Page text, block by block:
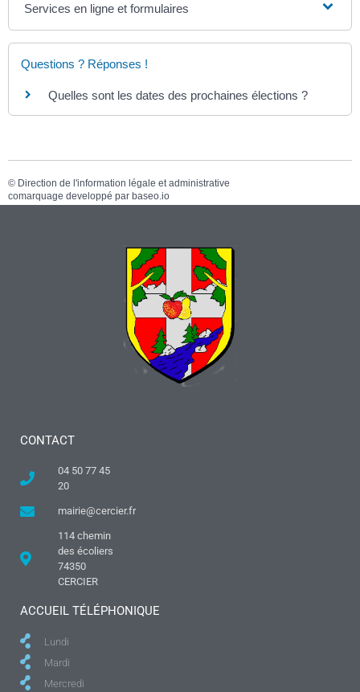
Services en ligne et formulaires
Questions ? Réponses !
Quelles sont les dates des prochaines élections ?
© Direction de l'information légale et administrative
comarquage developpé par baseo.io
CONTACT
04 50 77 45
20
mairie@cercier.fr
114 chemin
des écoliers
74350
CERCIER
ACCUEIL TÉLÉPHONIQUE
Lundi
Mardi
Mercredi